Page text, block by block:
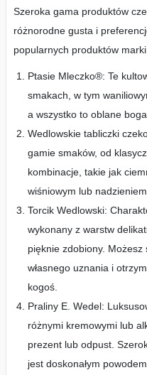
Szeroka gama produktów
różnorodne gusta i
popularnych produktów
Ptasie Mleczko®: Te
smakach, w tym
a wszystko to oblane
Wedlowskie tabliczki
gamie smaków, od
kombinacje, takie jak
wiśniowym lub
Torcik Wedlowski:
wykonany z warstw
pięknie zdobiony. Możesz
własnego uznania i
kogoś.
Praliny E. Wedel:
różnymi kremowymi lub
prezent lub odpust.
jest doskonałym